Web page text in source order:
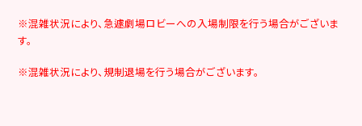
※混雑状況により、急遽劇場ロビーへの入場制限を行う場合がございま
す。
※混雑状況により、規制退場を行う場合がございます。